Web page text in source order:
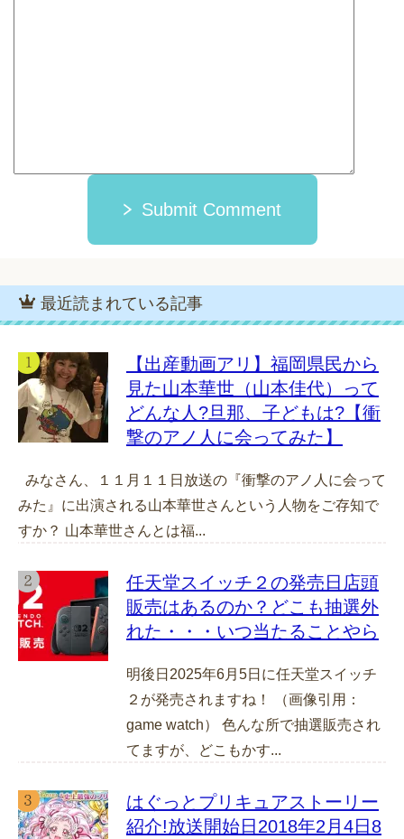
Submit Comment
最近読まれている記事
【出産動画アリ】福岡県民から
見た山本華世（山本佳代）って
どんな人?旦那、子どもは?【衝
撃のアノ人に会ってみた】
みなさん、１１月１１日放送の『衝撃のアノ人に会って
みた』に出演される山本華世さんという人物をご存知で
すか？ 山本華世さんとは福...
任天堂スイッチ２の発売日店頭
販売はあるのか？どこも抽選外
れた・・・いつ当たることやら
明後日2025年6月5日に任天堂スイッチ
２が発売されますね！ （画像引用：
game watch） 色んな所で抽選販売され
てますが、どこもかす...
はぐっとプリキュアストーリー
紹介!放送開始日2018年2月4日8